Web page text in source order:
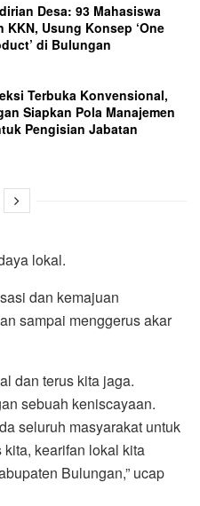
Desa: 93 Mahasiswa
KKN, Usung Konsep ‘One
di Bulungan
Terbuka Konvensional,
Siapkan Pola Manajemen
Pengisian Jabatan
lokal.
dan kemajuan
sampai menggerus akar
dan terus kita jaga.
sebuah keniscayaan.
seluruh masyarakat untuk
kearifan lokal kita
Bulungan,” ucap